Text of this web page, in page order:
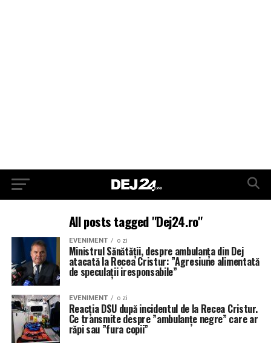
All posts tagged "Dej24.ro"
EVENIMENT o zi
Ministrul Sănătății, despre ambulanța din Dej
atacată la Recea Cristur: ”Agresiune alimentată
de speculații iresponsabile”
EVENIMENT o zi
Reacția DSU după incidentul de la Recea Cristur.
Ce transmite despre ”ambulanțe negre” care ar
răpi sau ”fura copii”